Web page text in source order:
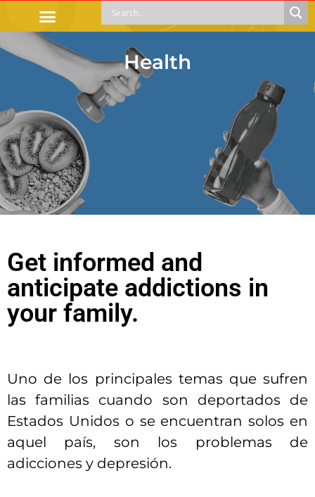
Health
Get informed and
anticipate addictions in
your family.
Uno de los principales temas que sufren
las familias cuando son deportados de
Estados Unidos o se encuentran solos en
aquel país, son los problemas de
adicciones y depresión.